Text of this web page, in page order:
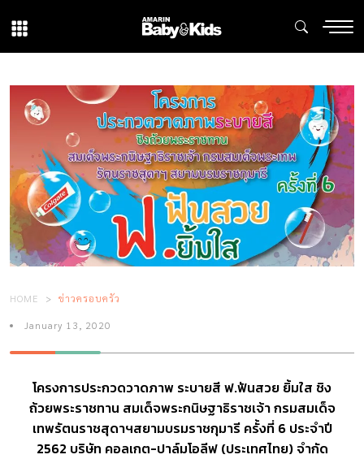
HOME ข่าวครอบครัว
January 13, 2020
โครงการประกวดวาดภาพ ระบายสี ฟ.ฟันสวย ยิ้มใส ชิง
ถ้วยพระราชทาน สมเด็จพระกนิษฐาธิราชเจ้า กรมสมเด็จ
เทพรัตนราชสุดาฯสยามบรมราชกุมารี ครั้งที่ 6 ประจำปี
2562 บริษัท คอลเกต-ปาล์มโอลีฟ (ประเทศไทย) จำกัด